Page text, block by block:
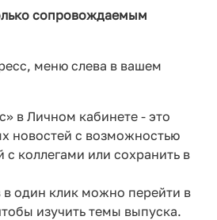
сопровождаемым
меню слева в вашем
в Личном кабинете - это
новостей с возможностью
с коллегами или сохранить в
в один клик можно перейти в
изучить темы выпуска.